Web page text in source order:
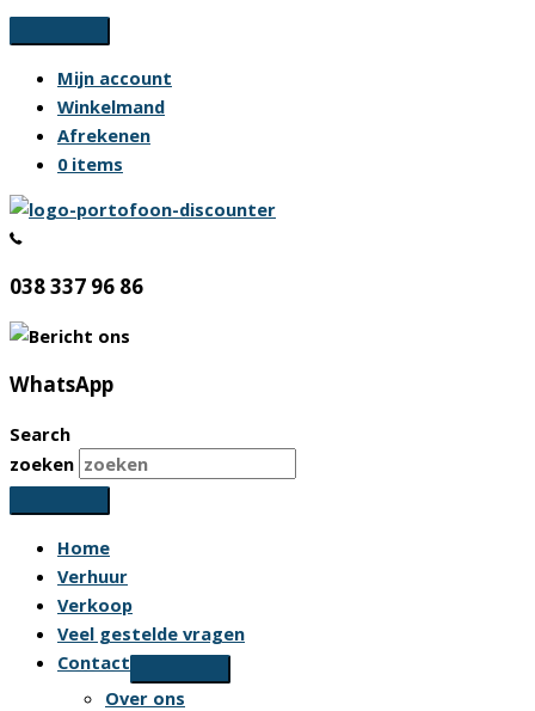
Ga
naar
inhoud
Mijn account
Winkelmand
Afrekenen
0 items
038 337 96 86
WhatsApp
Search
zoeken
Home
Verhuur
Verkoop
Veel gestelde vragen
Contact
Over ons